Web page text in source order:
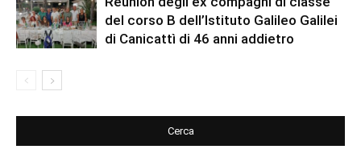
del corso B dell’Istituto Galileo Galilei
di Canicattì di 46 anni addietro
Cerca